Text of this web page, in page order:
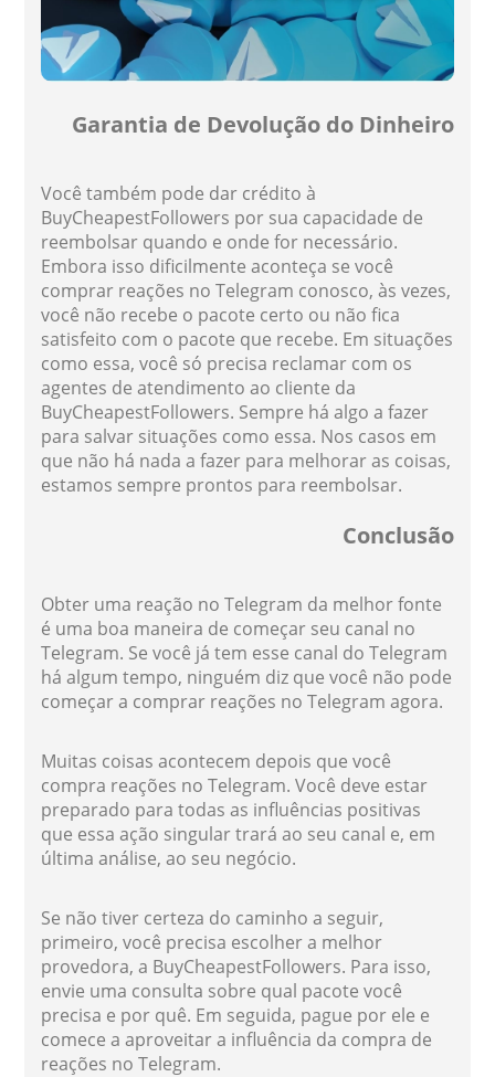
Garantia de Devolução do Dinheiro
Você também pode dar crédito à
BuyCheapestFollowers por sua capacidade de
reembolsar quando e onde for necessário.
Embora isso dificilmente aconteça se você
comprar reações no Telegram conosco, às vezes,
você não recebe o pacote certo ou não fica
satisfeito com o pacote que recebe. Em situações
como essa, você só precisa reclamar com os
agentes de atendimento ao cliente da
BuyCheapestFollowers. Sempre há algo a fazer
para salvar situações como essa. Nos casos em
que não há nada a fazer para melhorar as coisas,
estamos sempre prontos para reembolsar.
Conclusão
Obter uma reação no Telegram da melhor fonte
é uma boa maneira de começar seu canal no
Telegram. Se você já tem esse canal do Telegram
há algum tempo, ninguém diz que você não pode
começar a comprar reações no Telegram agora.
Muitas coisas acontecem depois que você
compra reações no Telegram. Você deve estar
preparado para todas as influências positivas
que essa ação singular trará ao seu canal e, em
última análise, ao seu negócio.
Se não tiver certeza do caminho a seguir,
primeiro, você precisa escolher a melhor
provedora, a BuyCheapestFollowers. Para isso,
envie uma consulta sobre qual pacote você
precisa e por quê. Em seguida, pague por ele e
comece a aproveitar a influência da compra de
reações no Telegram.